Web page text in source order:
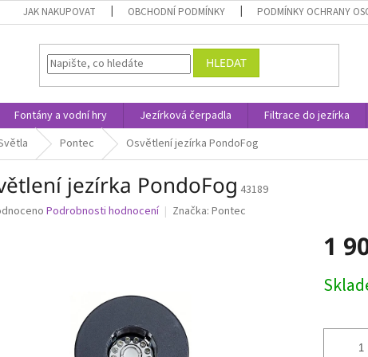
JAK NAKUPOVAT OBCHODNÍ PODMÍNKY PODMÍNKY OCHRANY
HLEDAT
Fontány a vodní hry Jezírková čerpadla Filtrace do jezírka
Pontec Osvětlení jezírka PondoFog
jezírka PondoFog 43189
Podrobnosti hodnocení Značka: Pontec
1
cena: